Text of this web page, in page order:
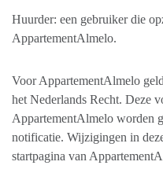
Huurder: een gebruiker die
AppartementAlmelo.
Voor AppartementAlmelo
het Nederlands Recht. Deze
AppartementAlmelo worden
notificatie. Wijzigingen in
startpagina van